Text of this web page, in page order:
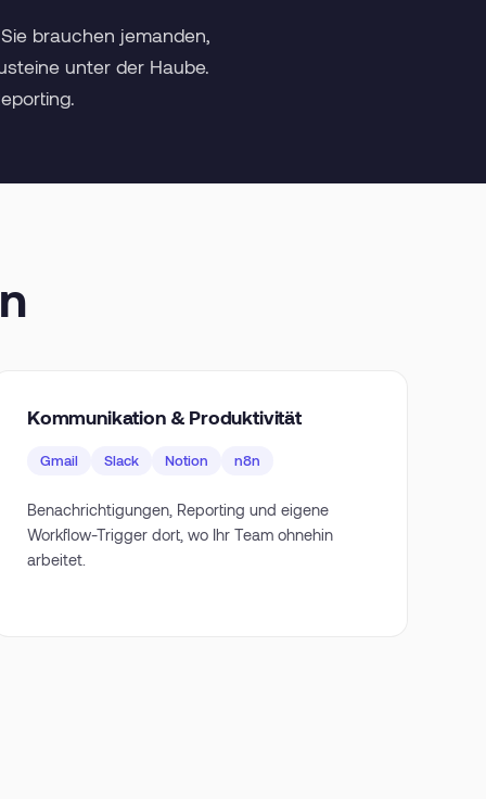
brauchen jemanden,
unter der Haube.
Kommunikation & Produktivität
Gmail Slack Notion n8n
Benachrichtigungen, Reporting und eigene
Workflow-Trigger dort, wo Ihr Team ohnehin
arbeitet.